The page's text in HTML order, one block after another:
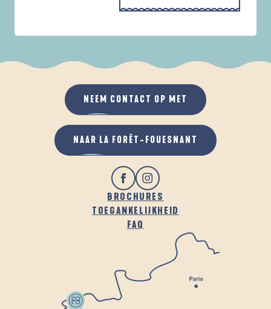
ALS HET REGENT
IN DE FRISSE LUCHT
BROCHURES
TOEGANKELIJKHEID
FAQ
NEEM CONTACT OP MET
NAAR LA FORÊT-FOUESNANT